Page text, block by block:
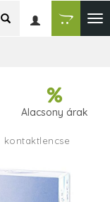
Alacsony árak
kontaktlencse